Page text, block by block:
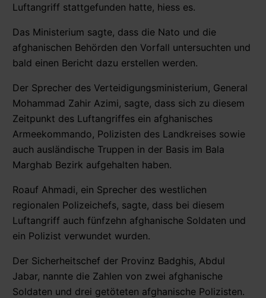
Luftangriff stattgefunden hatte, hiess es.
Das Ministerium sagte, dass die Nato und die
afghanischen Behörden den Vorfall untersuchten und
bald einen Bericht dazu erstellen werden.
Der Sprecher des Verteidigungsministerium, General
Mohammad Zahir Azimi, sagte, dass sich zu diesem
Zeitpunkt des Luftangriffes ein afghanisches
Armeekommando, Polizisten des Landkreises sowie
auch ausländische Truppen in der Basis im Bala
Marghab Bezirk aufgehalten haben.
Roauf Ahmadi, ein Sprecher des westlichen
regionalen Polizeichefs, sagte, dass bei diesem
Luftangriff auch fünfzehn afghanische Soldaten und
ein Polizist verwundet wurden.
Der Sicherheitschef der Provinz Badghis, Abdul
Jabar, nannte die Zahlen von zwei afghanische
Soldaten und drei getöteten afghanische Polizisten.